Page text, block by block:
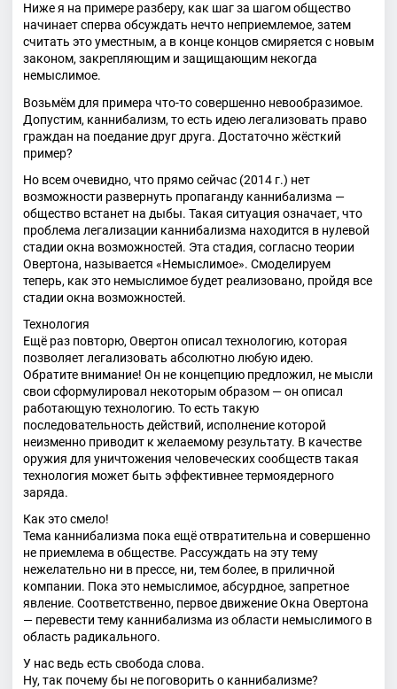
Ниже я на примере разберу, как шаг за шагом общество
начинает сперва обсуждать нечто неприемлемое, затем
считать это уместным, а в конце концов смиряется с новым
законом, закрепляющим и защищающим некогда
немыслимое.
Возьмём для примера что-то совершенно невообразимое.
Допустим, каннибализм, то есть идею легализовать право
граждан на поедание друг друга. Достаточно жёсткий
пример?
Но всем очевидно, что прямо сейчас (2014 г.) нет
возможности развернуть пропаганду каннибализма —
общество встанет на дыбы. Такая ситуация означает, что
проблема легализации каннибализма находится в нулевой
стадии окна возможностей. Эта стадия, согласно теории
Овертона, называется «Немыслимое». Смоделируем
теперь, как это немыслимое будет реализовано, пройдя все
стадии окна возможностей.
Технология
Ещё раз повторю, Овертон описал технологию, которая
позволяет легализовать абсолютно любую идею.
Обратите внимание! Он не концепцию предложил, не мысли
свои сформулировал некоторым образом — он описал
работающую технологию. То есть такую
последовательность действий, исполнение которой
неизменно приводит к желаемому результату. В качестве
оружия для уничтожения человеческих сообществ такая
технология может быть эффективнее термоядерного
заряда.
Как это смело!
Тема каннибализма пока ещё отвратительна и совершенно
не приемлема в обществе. Рассуждать на эту тему
нежелательно ни в прессе, ни, тем более, в приличной
компании. Пока это немыслимое, абсурдное, запретное
явление. Соответственно, первое движение Окна Овертона
— перевести тему каннибализма из области немыслимого в
область радикального.
У нас ведь есть свобода слова.
Ну, так почему бы не поговорить о каннибализме?